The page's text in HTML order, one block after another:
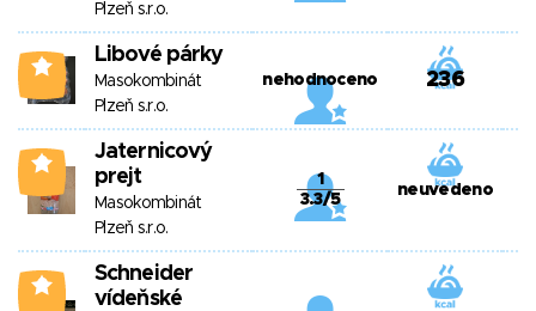
Plzeň s.r.o.
2 Libové párky
Masokombinát
Plzeň s.r.o.
nehodnoceno 236
0
Jaternicový
prejt
Masokombinát
Plzeň s.r.o.
1
3.3/5
neuvedeno
0
Schneider
vídeňské